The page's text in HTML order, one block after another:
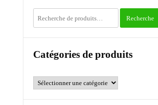
pour :
Recherche
Catégories de produits